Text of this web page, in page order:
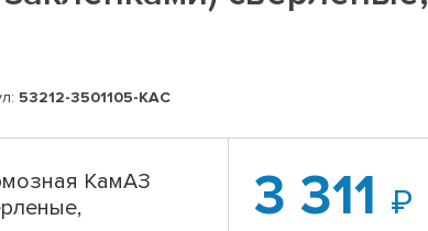
53212-3501105-КАС
КамАЗ
3 311